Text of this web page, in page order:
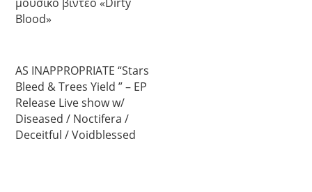
Blood»
AS INAPPROPRIATE “Stars
Bleed & Trees Yield ” – EP
Release Live show w/
Diseased / Noctifera /
Deceitful / Voidblessed